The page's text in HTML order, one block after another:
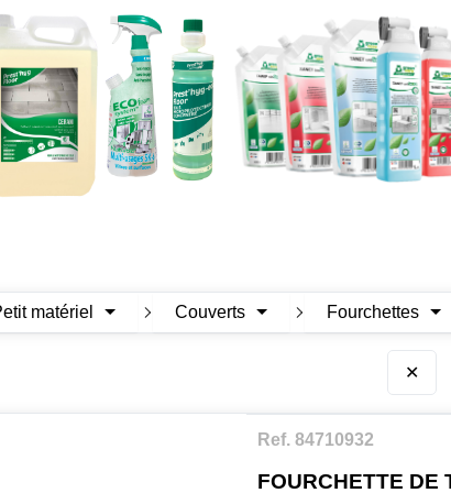
matériel Couverts Fourchettes
✕
Ref. 84710932
FOURCHETTE DE